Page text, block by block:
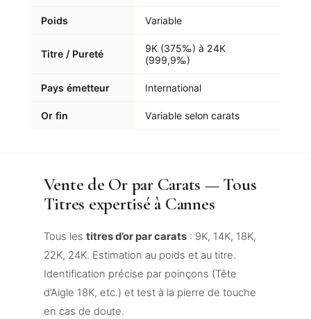
Poids Variable
Titre / Pureté
9K (375‰) à 24K
(999,9‰)
Pays émetteur International
Or fin Variable selon carats
Vente de Or par Carats — Tous
Titres expertisé à Cannes
Tous les titres d’or par carats: 9K, 14K, 18K,
22K, 24K. Estimation au poids et au titre.
Identification précise par poinçons (Tête
d’Aigle 18K, etc.) et test à la pierre de touche
en cas de doute.